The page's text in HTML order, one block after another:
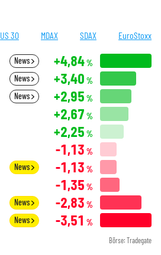
US 30 MDAX SDAX EuroStoxx
News +4,84%
News +3,40 %
News +2,95 %
+2,67 %
+2,25 %
-1,13 %
News -1,13 %
-1,35 %
News -2,83 %
News -3,51 %
Börse: Tradegate